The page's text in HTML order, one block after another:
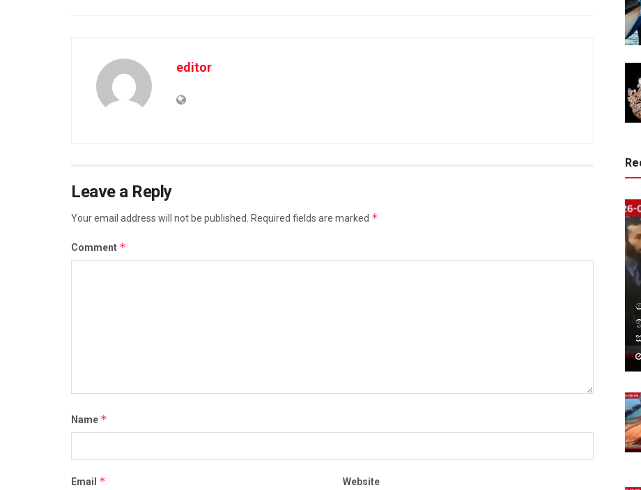
editor
Leave a Reply
Your email address will not be published. Required fields are marked *
Comment *
Name *
Email * Website